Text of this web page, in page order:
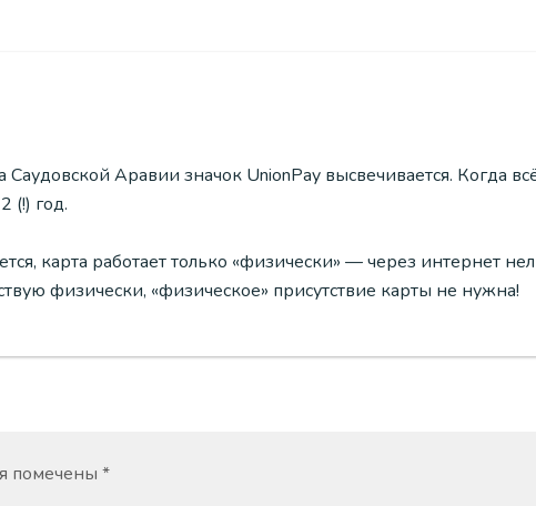
Аравии значок UnionPay высвечивается. Когда
(!) год.
карта работает только «физически» — через интернет
физически, «физическое» присутствие карты не нужна!
помечены *